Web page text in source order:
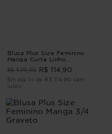
Blusa Plus Size Feminino
Manga Curta Linho
R$ 179,90 R$ 114,90
Em até 1x de R$ 114,90 sem
juros